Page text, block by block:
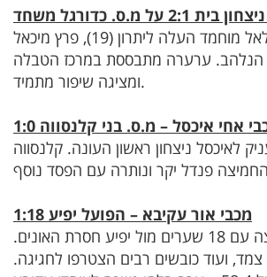
מ.ס. כדורגל משחד
לאחר תקופה לא פשוטה, ערערה סוף־סוף חגגה בבית. אבו הלאל מוחמד העלה ליתרון (19), פרץ מיכאל
(86) לעיני הקהל הביתי הנלהב. ערערה מתבססת במרכז הטבלה
ומציגה שיפור מתמיד.
אחי איכסל – מ.ס. בני קלנסווה 1:0
(17) הספיק כדי להעניק לאיכסל ניצחון ראשון העונה. קלנסווה
מכבי אור עקיבא – הפועל יפיע 1:18
תוצאה נדירה ביותר בכדורגל הישראלי. מכבי אור עקיבא התפוצצה עם 18 שערים מול יפיע חסרת האונים.
ועוד כובשים רבים הצטרפו לחגיגה.